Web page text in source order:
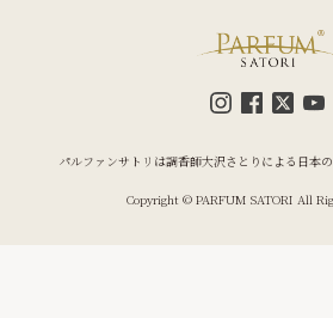
パルファンサトリは調香師大沢さとりによる日本
Copyright © PARFUM SATORI All